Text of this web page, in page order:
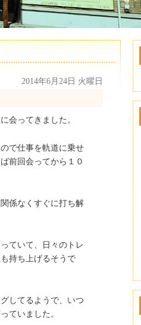
2014年6月24日 火曜日
会ってきました。
で仕事を軌道に乗せ
前回会ってから１０
係なくすぐに打ち解
ていて、日々のトレ
持ち上げるそうで
してるようで、いつ
ていました。